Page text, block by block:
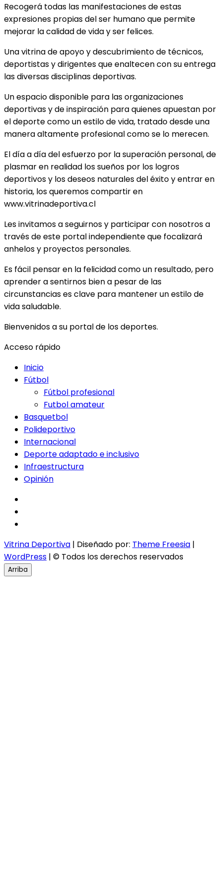
Recogerá todas las manifestaciones de estas
expresiones propias del ser humano que permite
mejorar la calidad de vida y ser felices.
Una vitrina de apoyo y descubrimiento de técnicos,
deportistas y dirigentes que enaltecen con su entrega
las diversas disciplinas deportivas.
Un espacio disponible para las organizaciones
deportivas y de inspiración para quienes apuestan por
el deporte como un estilo de vida, tratado desde una
manera altamente profesional como se lo merecen.
El día a día del esfuerzo por la superación personal, de
plasmar en realidad los sueños por los logros
deportivos y los deseos naturales del éxito y entrar en
historia, los queremos compartir en
www.vitrinadeportiva.cl
Les invitamos a seguirnos y participar con nosotros a
través de este portal independiente que focalizará
anhelos y proyectos personales.
Es fácil pensar en la felicidad como un resultado, pero
aprender a sentirnos bien a pesar de las
circunstancias es clave para mantener un estilo de
vida saludable.
Bienvenidos a su portal de los deportes.
Acceso rápido
Inicio
Fútbol
Fútbol profesional
Futbol amateur
Basquetbol
Polideportivo
Internacional
Deporte adaptado e inclusivo
Infraestructura
Opinión
Vitrina Deportiva | Diseñado por: Theme Freesia |
WordPress | © Todos los derechos reservados
Arriba